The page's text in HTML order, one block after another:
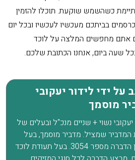
כשהשמש שוקעת. תוכלו להזמין
בביתכם מעכשיו לעכשיו ובכל יום
אתם מחפשים המלצה על לוכד
שעה ביום, אנחנו הכתובת שלכם.
על ידי לידור יעקובי
מוסמך
יעקובי נשוי + שניים מנכ"ל ובעלים של
שמציל. מדביר מוסמך, בעל
רישיון הדברה מספר 3054. בעל תעודת לוכד